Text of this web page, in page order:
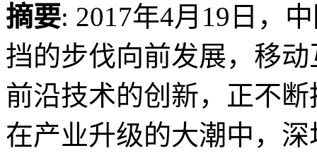
摘要: 2017年4月19日，
挡的步伐向前发展，移
前沿技术的创新，正不
在产业升级的大潮中，